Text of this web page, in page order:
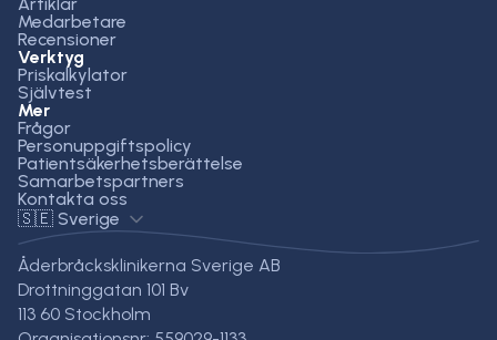
Medarbetare
Recensioner
Verktyg
Priskalkylator
Självtest
Mer
Frågor
Personuppgiftspolicy
Patientsäkerhetsberättelse
Samarbetspartners
Kontakta oss
🇸🇪 Sverige
Åderbråcksklinikerna Sverige AB
Drottninggatan 101 Bv
113 60 Stockholm